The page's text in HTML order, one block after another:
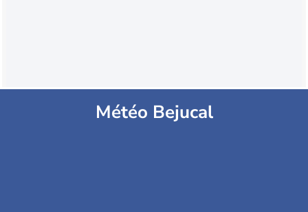
Météo Bejucal